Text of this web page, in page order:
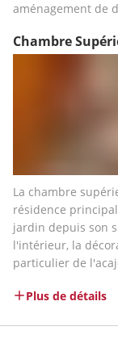
aménagement de
Chambre
La chambre
résidence
jardin depuis son
l'intérieur, la
particulier de
Plus de détails